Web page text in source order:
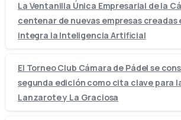
La Ventanilla Única Empresarial de la
centenar de nuevas empresas creadas
integra la Inteligencia Artificial
El Torneo Club Cámara de Pádel se
segunda edición como cita clave para
Lanzarote y La Graciosa